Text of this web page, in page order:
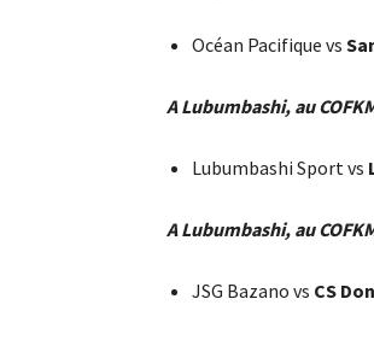
Océan Pacifique vs
A Lubumbashi, au
Lubumbashi Sport vs
A Lubumbashi, au
JSG Bazano vs CS